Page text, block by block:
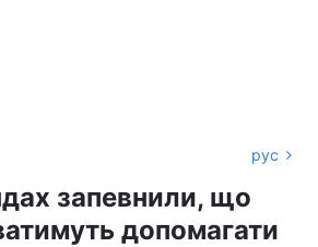
рус
запевнили, що
допомагати